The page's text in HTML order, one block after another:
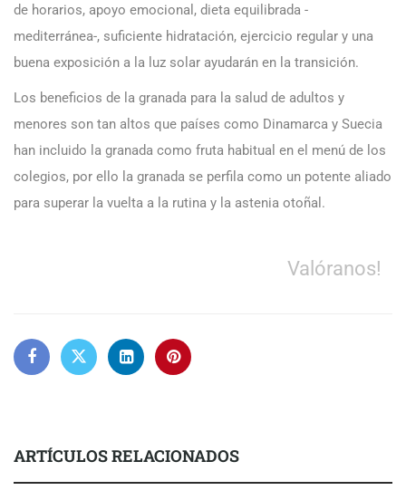
de horarios, apoyo emocional, dieta equilibrada -
mediterránea-, suficiente hidratación, ejercicio regular y una
buena exposición a la luz solar ayudarán en la transición.
Los beneficios de la granada para la salud de adultos y
menores son tan altos que países como Dinamarca y Suecia
han incluido la granada como fruta habitual en el menú de los
colegios, por ello la granada se perfila como un potente aliado
para superar la vuelta a la rutina y la astenia otoñal.
Valóranos!
ARTÍCULOS RELACIONADOS